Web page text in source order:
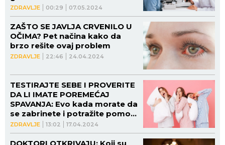
ZDRAVLJE 00:29 07.05.2024
ZDRAVLJE 22:46 24.04.2024
ZAŠTO SE JAVLJA CRVENILO U
OČIMA? Pet načina kako da
brzo rešite ovaj problem
ZDRAVLJE 13:02 17.04.2024
TESTIRAJTE SEBE I PROVERITE
DA LI IMATE POREMEĆAJ
SPAVANJA: Evo kada morate da
se zabrinete i potražite pomoć
lekara